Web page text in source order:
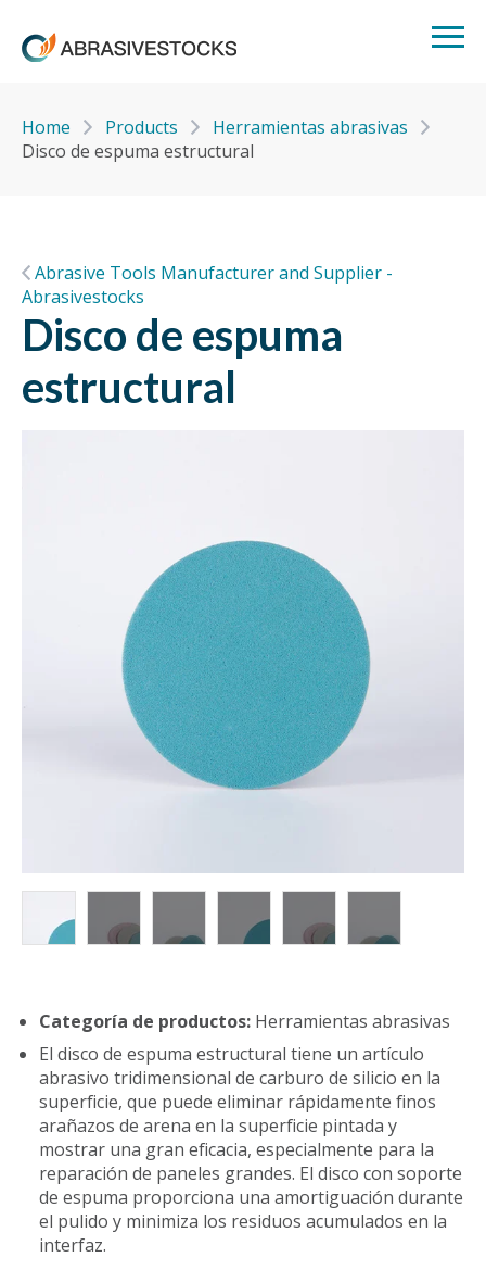
Home Products
Herramientas abrasivas
Disco de espuma estructural
Abrasive Tools Manufacturer and Supplier -
Abrasivestocks
Disco de espuma
estructural
Categoría de productos: Herramientas abrasivas
El disco de espuma estructural tiene un artículo
abrasivo tridimensional de carburo de silicio en la
superficie, que puede eliminar rápidamente finos
arañazos de arena en la superficie pintada y
mostrar una gran eficacia, especialmente para la
reparación de paneles grandes. El disco con soporte
de espuma proporciona una amortiguación durante
el pulido y minimiza los residuos acumulados en la
interfaz.